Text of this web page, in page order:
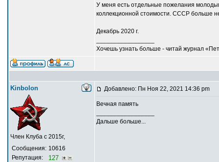
У меня есть отдельные пожелания
коллекционной стоимости. СССР больше
Декабрь 2020 г.
Хочешь узнать больше - читай журнал
Kinbolon
Член Клуба с 2015г,
Сообщения: 10616
Репутация:
127
Добавлено: Пн Ноя 22, 2021 14:36 pm
Вечная память
Дальше больше...